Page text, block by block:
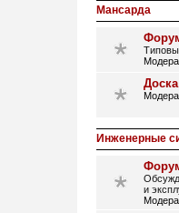
Мансарда
Инженерные
и